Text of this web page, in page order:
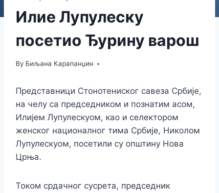
Илие Лупулеску
посетио Ђурину варош
By Биљана Карапанџин
Представници Стонотениског савеза Србије,
на челу са председником и познатим асом,
Илијем Лупулескуом, као и селектором
женског националног тима Србије, Николом
Лупулескуом, посетили су општину Нова
Црња.
Током срдачног сусрета, председник